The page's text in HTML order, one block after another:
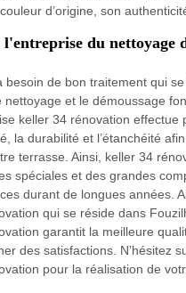
d’origine, son
l'entreprise du nettoyage
besoin de bon traitement qui
nettoyage et le démoussage
keller 34 rénovation effectue
la durabilité et l’étanchéité
terrasse. Ainsi, keller 34
spéciales et des grandes
durant de longues années.
qui se réside dans
garantit la meilleure
des satisfactions. N’hésitez
pour la réalisation de